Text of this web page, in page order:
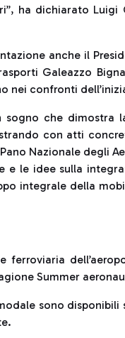
ha dichiarato Luigi
anche il
Galeazzo
nei confronti
sogno che dimostra
con atti
Nazionale degli
e le idee sulla
integrale della
ferroviaria
Summer
sono disponibili